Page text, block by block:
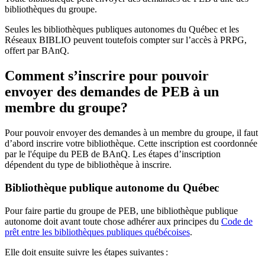
bibliothèques du groupe.
Seules les bibliothèques publiques autonomes du Québec et les
Réseaux BIBLIO peuvent toutefois compter sur l’accès à PRPG,
offert par BAnQ.
Comment s’inscrire pour pouvoir
envoyer des demandes de PEB à un
membre du groupe?
Pour pouvoir envoyer des demandes à un membre du groupe, il faut
d’abord inscrire votre bibliothèque. Cette inscription est coordonnée
par le l'équipe du PEB de BAnQ. Les étapes d’inscription
dépendent du type de bibliothèque à inscrire.
Bibliothèque publique autonome du Québec
Pour faire partie du groupe de PEB, une bibliothèque publique
autonome doit avant toute chose adhérer aux principes du Code de
prêt entre les bibliothèques publiques québécoises.
Elle doit ensuite suivre les étapes suivantes :